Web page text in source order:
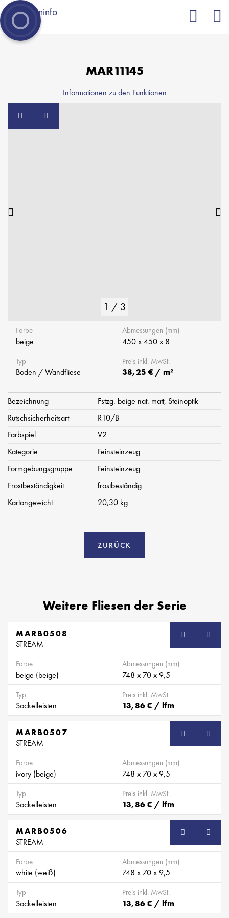
MAR11145
Informationen zu den Funktionen
= Von der Merkliste entfernen
1 / 3
Farbe
beige
Abmessungen (mm)
450 x 450 x 8
Typ
Boden / Wandfliese
Preis inkl. MwSt.
38,25 € / m²
Bezeichnung
Fstzg. beige nat. matt, Steinoptik
Rutschsicherheitsart
R10/B
Farbspiel
V2
Kategorie
Feinsteinzeug
Formgebungsgruppe
Feinsteinzeug
Frostbeständigkeit
frostbeständig
Kartongewicht
20,30 kg
ZURÜCK
Weitere Fliesen der Serie
SB
MARB0508
STREAM
Farbe
beige (beige)
Abmessungen (mm)
748 x 70 x 9,5
Typ
Sockelleisten
Preis inkl. MwSt.
13,86 € / lfm
SB
MARB0507
STREAM
Farbe
ivory (beige)
Abmessungen (mm)
748 x 70 x 9,5
Typ
Sockelleisten
Preis inkl. MwSt.
13,86 € / lfm
SB
MARB0506
STREAM
Farbe
white (weiß)
Abmessungen (mm)
748 x 70 x 9,5
Typ
Sockelleisten
Preis inkl. MwSt.
13,86 € / lfm